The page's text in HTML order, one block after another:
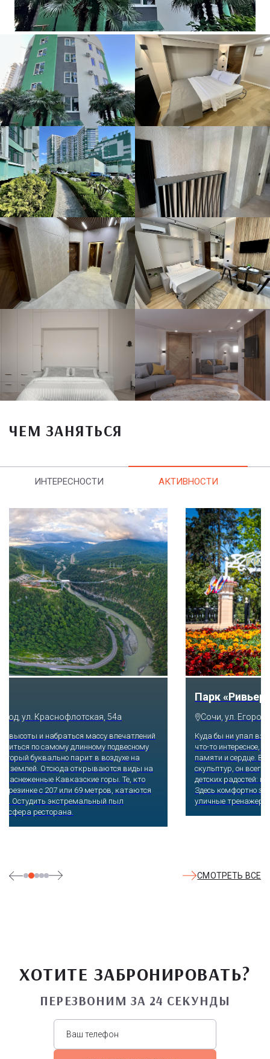
ЧЕМ ЗАНЯТЬСЯ
ИНТЕРЕСНОСТИ АКТИВНОСТИ
Сочи, ул. Егорова, 1/6, микрорайон Центральный
Куда бы ни упал взгляд человека, он обязательно увидит здесь
что-то интересное, достойное занять значительное место в его
памяти и сердце. В парке множество привлекательных
скульптур, он всегда утопает в зелени и цветах. Не сосчитать
детских радостей: горок, каруселей, различных аттракционов.
Здесь комфортно заниматься спортом: есть теннисные корты и
уличные тренажеры.
СМОТРЕТЬ ВСЕ
ХОТИТЕ ЗАБРОНИРОВАТЬ?
ПЕРЕЗВОНИМ ЗА 24 СЕКУНДЫ